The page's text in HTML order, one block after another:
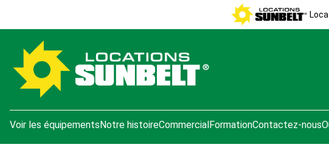
Voir les équipements Notre histoireCommercial FormationContactez-nous